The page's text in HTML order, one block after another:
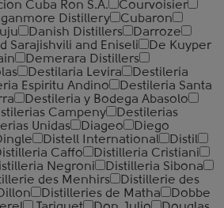
Cuba Ron S.A.
Courvoisier
Distillery
Cubaron
Danish Distillers
Darroze
Sarajishvili and Eniseli
De Kuyper
Demerara Distillers
Destilaria Levira
Destileria
Espiritu Andino
Destileria Santa
Destileria y Bodega Abasolo
Campeny
Destilerias
Unidas Diageo
Diego
Distell International
Distil
Caffo
Distilleria Cristiani
Negroni
Distilleria Sibona
des Menhirs
Distillerie des
Distilleries de Matha
Dobbe